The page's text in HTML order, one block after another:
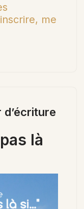
me
d’écriture
là